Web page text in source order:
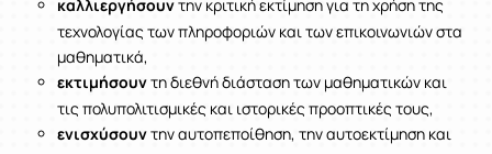
καλλιεργήσουντην κριτική εκτίμηση για τη χρήση της
τεχνολογίας των πληροφοριών και των επικοινωνιών στα
μαθηματικά,
εκτιμήσουντη διεθνή διάσταση των μαθηματικών και
τις πολυπολιτισμικές και ιστορικές προοπτικές τους,
ενισχύσουντην αυτοπεποίθηση, την αυτοεκτίμηση και